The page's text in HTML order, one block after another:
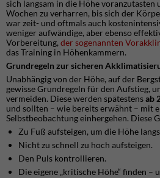
sich langsam in die Höhe voranzutasten
Wochen zu verharren, bis sich der
war zeit- und oftmals auch
weniger aufwändige, aber ebenso
Vorbereitung, der sogenannten
das Training in Höhenkammern.
Grundregeln zur sicheren
Unabhängig von der Höhe, auf der
gewisse Grundregeln für den Aufstieg,
vermeiden. Diese werden spätestensab
und sollten – wie bereits erwähnt – mit
Selbstbeobachtung einhergehen. Diese
Zu Fuß aufsteigen, um die Höhe
Nicht zu schnell zu hoch aufsteigen.
Den Puls kontrollieren.
Die eigene „kritische Höhe“ finden –